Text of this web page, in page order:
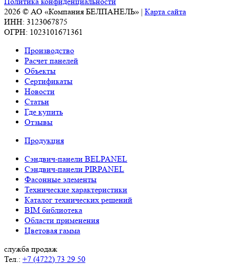
2026 © АО «Компания БЕЛПАНЕЛЬ» | Карта сайта
ИНН: 3123067875
ОГРН: 1023101671361
Производство
Расчет панелей
Объекты
Сертификаты
Новости
Статьи
Где купить
Отзывы
Продукция
Сэндвич-панели BELPANEL
Сэндвич-панели PIRPANEL
Фасонные элементы
Технические характеристики
Каталог технических решений
BIM библиотека
Области применения
Цветовая гамма
служба продаж
Тел.: +7 (4722) 73 29 50